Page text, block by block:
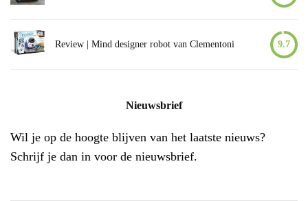
Review | Mind designer robot van Clementoni 9.7
Nieuwsbrief
Wil je op de hoogte blijven van het laatste nieuws?
Schrijf je dan in voor de nieuwsbrief.